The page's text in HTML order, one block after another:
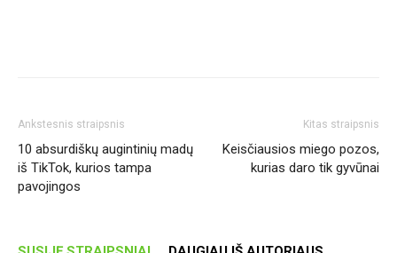
Ankstesnis straipsnis
10 absurdiškų augintinių madų
iš TikTok, kurios tampa
pavojingos
Kitas straipsnis
Keisčiausios miego pozos,
kurias daro tik gyvūnai